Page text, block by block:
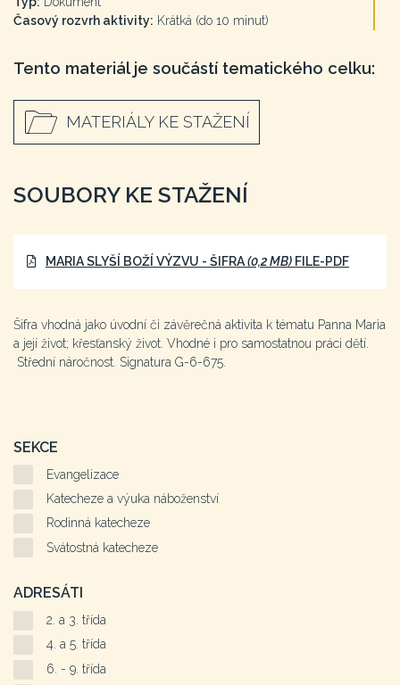
Časový rozvrh aktivity: Krátká (do 10 minut)
Tento materiál je součástí tematického celku:
MATERIÁLY KE STAŽENÍ
SOUBORY KE STAŽENÍ
MARIA SLYŠÍ BOŽÍ VÝZVU - ŠIFRA(0,2 MB) FILE-PDF
Šifra vhodná jako úvodní či závěrečná aktivita k tématu Panna Maria
a její život; křesťanský život. Vhodné i pro samostatnou práci dětí.
Střední náročnost. Signatura G-6-675.
SEKCE
Evangelizace
Katecheze a výuka náboženství
Rodinná katecheze
Svátostná katecheze
ADRESÁTI
2. a 3. třída
4. a 5. třída
6. - 9. třída